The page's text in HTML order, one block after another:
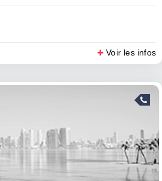
Voir les infos